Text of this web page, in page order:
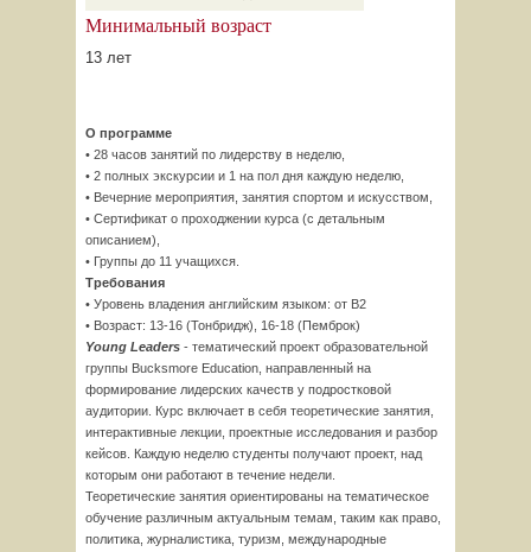
Минимальный возраст
13 лет
О программе
• 28 часов занятий по лидерству в неделю,
• 2 полных экскурсии и 1 на пол дня каждую неделю,
• Вечерние мероприятия, занятия спортом и искусством,
• Сертификат о проходжении курса (с детальным
описанием),
• Группы до 11 учащихся.
Требования
• Уровень владения английским языком: от B2
• Возраст: 13-16 (Тонбридж), 16-18 (Пемброк)
Young Leaders - тематический проект образовательной
группы Bucksmore Education, направленный на
формирование лидерских качеств у подростковой
аудитории. Курс включает в себя теоретические занятия,
интерактивные лекции, проектные исследования и разбор
кейсов. Каждую неделю студенты получают проект, над
которым они работают в течение недели.
Теоретические занятия ориентированы на тематическое
обучение различным актуальным темам, таким как право,
политика, журналистика, туризм, международные